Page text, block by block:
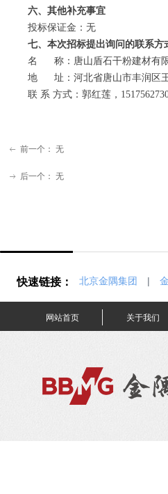
ꂃ 前一个： 无
ꁹ 后一个： 无
六、其他补充事宜
投标保证金：无
七、本次招标提出询问的联系方
名 称：唐山盾石干粉建材
地 址：河北省唐山市丰润区
联 系 方式：郭红莲，
网站首页 关于我们
快速链接： 北京金隅集团 |